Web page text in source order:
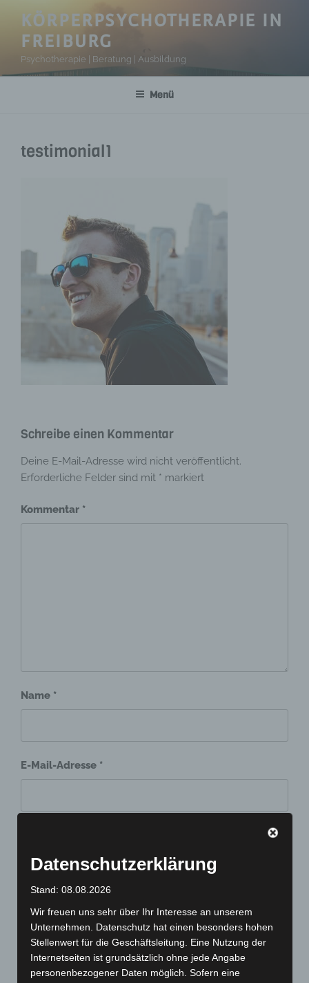
Inhalt
springen
KÖRPERPSYCHOTHERAPIE IN
FREIBURG
Psychotherapie | Beratung | Ausbildung
Menü
testimonial1
Schreibe einen Kommentar
Deine E-Mail-Adresse wird nicht veröffentlicht.
Erforderliche Felder sind mit * markiert
Kommentar *
Name *
E-Mail-Adresse *
Datenschutzerklärung
Stand: 08.08.2026
Wir freuen uns sehr über Ihr Interesse an unserem
Unternehmen. Datenschutz hat einen besonders hohen
Stellenwert für die Geschäftsleitung. Eine Nutzung der
Internetseiten ist grundsätzlich ohne jede Angabe
personenbezogener Daten möglich. Sofern eine